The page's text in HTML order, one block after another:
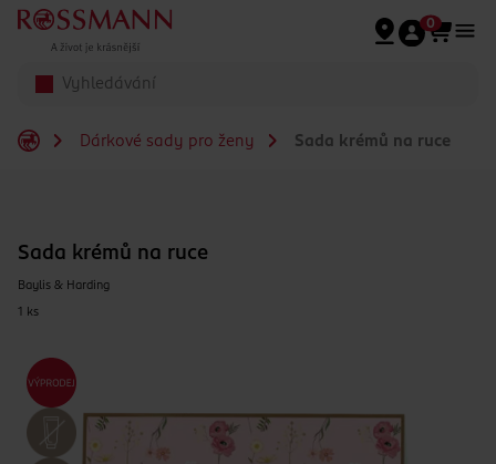
Přeskočit na hlavmní obsah
0
Dárkové sady pro ženy Sada krémů na ruce
Sada krémů na ruce
Baylis & Harding
1 ks